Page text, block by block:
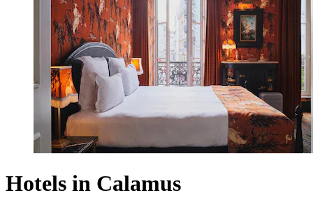
Hotels in Calamus